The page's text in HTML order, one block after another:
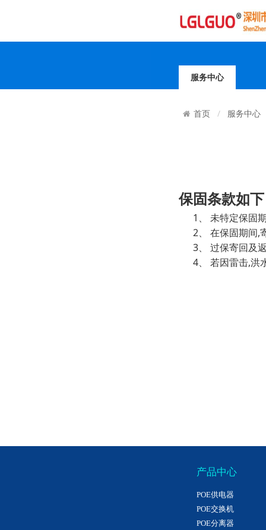
服务中心
首页 服务中心
保固条款如
1、 未特定保固
2、 在保固期间,
3、 过保寄回及
4、 若因雷击,洪
产品中心
POE供电器
POE交换机
POE分离器